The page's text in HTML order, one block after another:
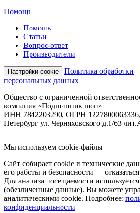
Помощь
Помощь
Статьи
Вопрос-ответ
Производители
Настройки cookie
Политика обработки
персональных данных
Общество с ограниченной
компания «Подшипник шоп»
ИНН 7842203290, ОГРН 1227800063336,
Петербург ул. Черняховского д.1/63
Мы используем cookie-файлы
Сайт собирает cookie и технические
его работы и безопасности —
Для анализа посещаемости
(обезличенные данные). Вы можете
аналитическими cookie. Подробнее:
конфиденциальности